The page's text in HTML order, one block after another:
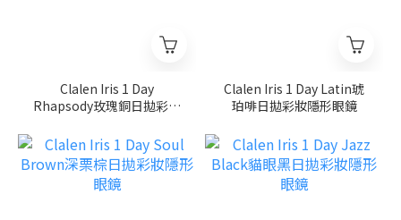
Clalen Iris 1 Day
Rhapsody玫瑰銅日拋彩妝
Clalen Iris 1 Day Latin琥
珀啡日拋彩妝隱形眼鏡